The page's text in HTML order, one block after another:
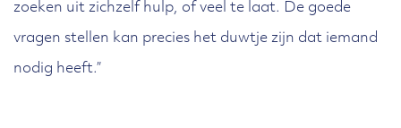
zoeken uit zichzelf hulp, of veel te laat. De goede
vragen stellen kan precies het duwtje zijn dat iemand
nodig heeft.”